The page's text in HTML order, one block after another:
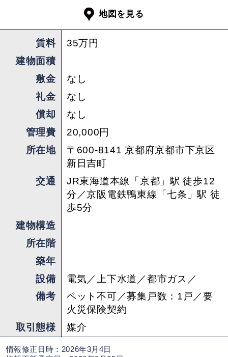
光りますが、なんとなくいい塩梅ですべてが落ち
着いてしまっているセンスには脱帽するばかりで
すね。
京都の中でもとびきりの立地に、異国感あふれる
居心地の良い町家空間。1ヶ月単位で(もちろん長
期も)京都暮らしを楽しんでみたい方、是非お問
い合わせください。
地図を見る
賃料
35万円
建物面積
敷金
なし
礼金
なし
償却
なし
管理費
20,000円
所在地
〒600-8141 京都府京都市下京区
新日吉町
交通
JR東海道本線「京都」駅 徒歩12
分／京阪電鉄鴨東線「七条」駅 徒
歩5分
建物構造
所在階
築年
設備
電気／上下水道／都市ガス／
備考
ペット不可／募集戸数：1戸／要
火災保険契約
取引態様
媒介
情報修正日時：2026年3月4日